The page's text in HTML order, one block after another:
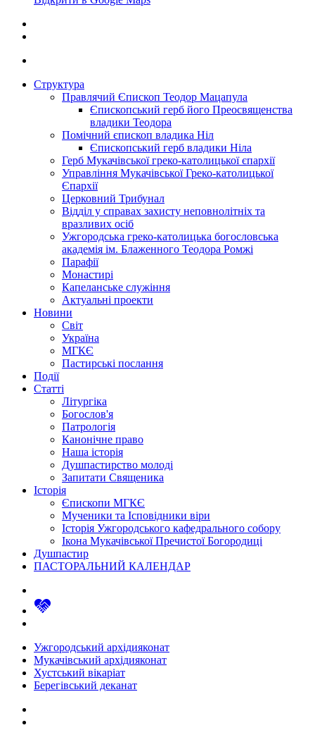
Структура
Правлячий Єпископ Теодор Мацапула
Єпископський герб його Преосвященства
владики Теодора
Помічний єпископ владика Ніл
Єпископський герб владики Ніла
Герб Мукачівської греко-католицької єпархії
Управління Мукачівської Греко-католицької
Єпархії
Церковний Трибунал
Відділ у справах захисту неповнолітніх та
вразливих осіб
Ужгородська греко-католицька богословська
академія ім. Блаженного Теодора Ромжі
Парафії
Монастирі
Капеланське служіння
Актуальні проекти
Новини
Світ
Україна
МГКЄ
Пастирські послання
Події
Статті
Літургіка
Богослов'я
Патрологія
Канонічне право
Наша історія
Душпастирство молоді
Запитати Священика
Історія
Єпископи МГКЄ
Мученики та Ісповідники віри
Історія Ужгородського кафедрального собору
Ікона Мукачівської Пречистої Богородиці
Душпастир
ПАСТОРАЛЬНИЙ КАЛЕНДАР
Ужгородський архідияконат
Мукачівський архідияконат
Хустський вікаріат
Берегівський деканат